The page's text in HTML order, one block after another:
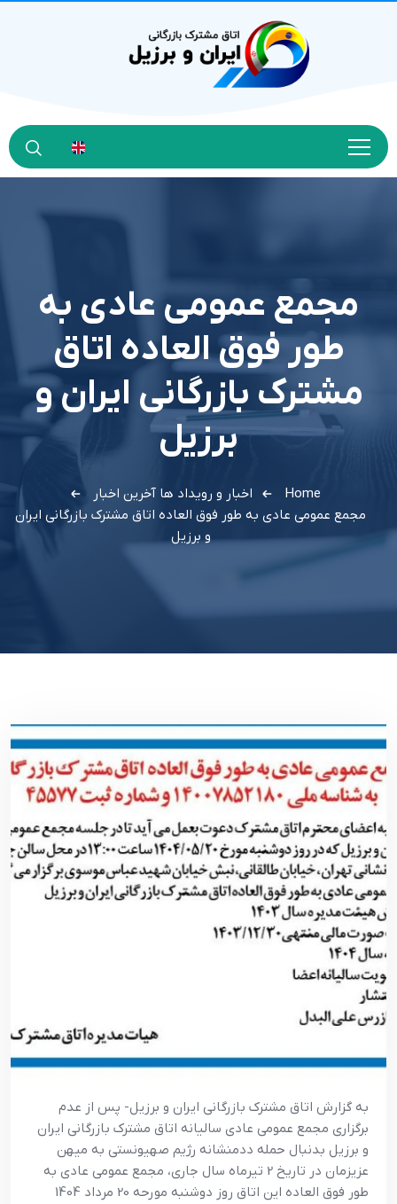
مجمع عمومی عادی به
طور فوق العاده اتاق
مشترک بازرگانی ایران و
برزیل
Home اخبار و رویداد ها آخرین اخبار
مجمع عمومی عادی به طور فوق العاده اتاق مشترک بازرگانی ایران
و برزیل
به گزارش اتاق مشترک بازرگانی ایران و برزیل- پس از عدم
برگزاری مجمع عمومی عادی سالیانه اتاق مشترک بازرگانی ایران
و برزیل بدنبال حمله ددمنشانه رژیم صهیونستی به میهن
عزیزمان در تاریخ 2 تیرماه سال جاری، مجمع عمومی عادی به
طور فوق العاده این اتاق روز دوشنبه مورحه 20 مرداد 1404